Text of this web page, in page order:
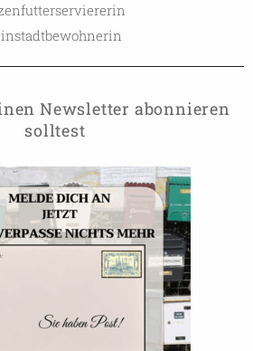
Newsletter abonnieren
solltest